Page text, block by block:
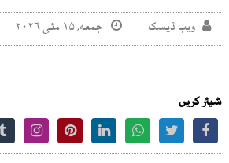
ویب ڈیسک جمعه, ۱۵ مئی ۲۰۲۶
شیئر کریں